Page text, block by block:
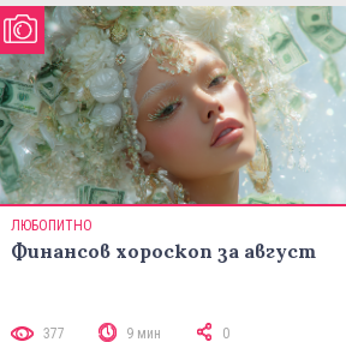
ЛЮБОПИТНО
Финансов хороскоп за август
377 9 мин 0